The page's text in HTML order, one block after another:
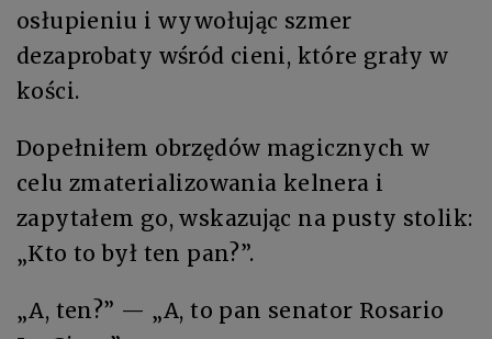
osłupieniu i wywołując szmer
dezaprobaty wśród cieni, które grały w
kości.
Dopełniłem obrzędów magicznych w
celu zmaterializowania kelnera i
zapytałem go, wskazując na pusty stolik:
„Kto to był ten pan?”.
„A, ten?” — „A, to pan senator Rosario